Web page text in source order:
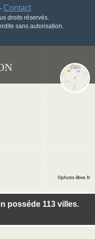
Contact
droits réservés.
sans autorisation.
posséde 113 villes.
©photo-libre.fr